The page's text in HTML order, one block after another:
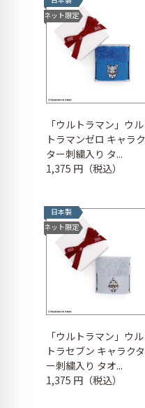
ネット限定
「ウルトラマン」ウル
トラマンゼロ キャラク
ター刺繍入り タ...
1,375 円（税込）
日本製
ネット限定
「ウルトラマン」ウル
トラセブン キャラクタ
ー刺繍入り タオ...
1,375 円（税込）